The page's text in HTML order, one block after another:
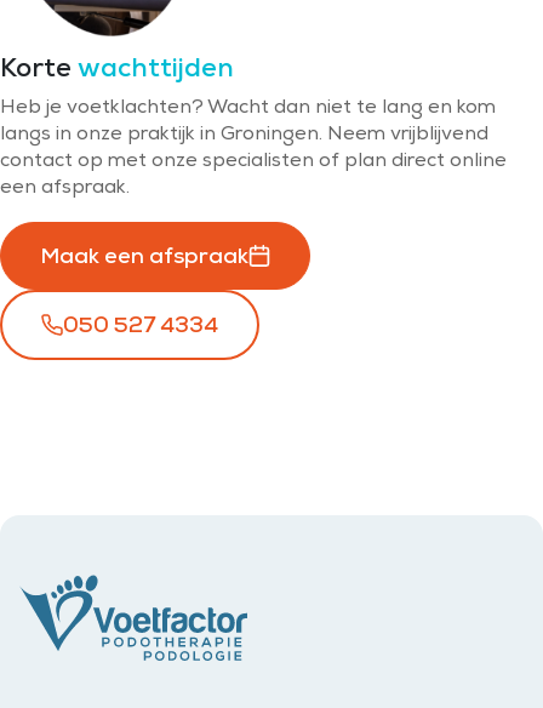
Korte wachttijden
Heb je voetklachten? Wacht dan niet te lang en kom
langs in onze praktijk in Groningen. Neem vrijblijvend
contact op met onze specialisten of plan direct online
een afspraak.
Maak een afspraak
050 527 4334